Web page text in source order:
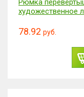
Рюмка
художественное
78.92 руб.